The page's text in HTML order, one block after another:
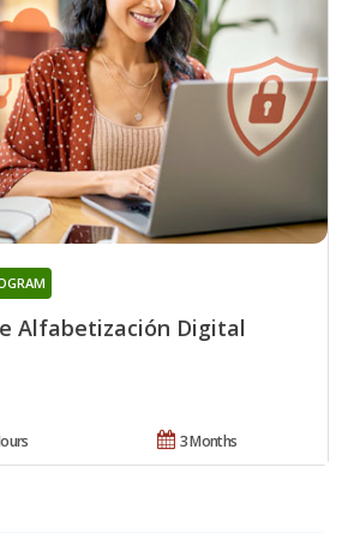
Alfabetización Digital
3 Months